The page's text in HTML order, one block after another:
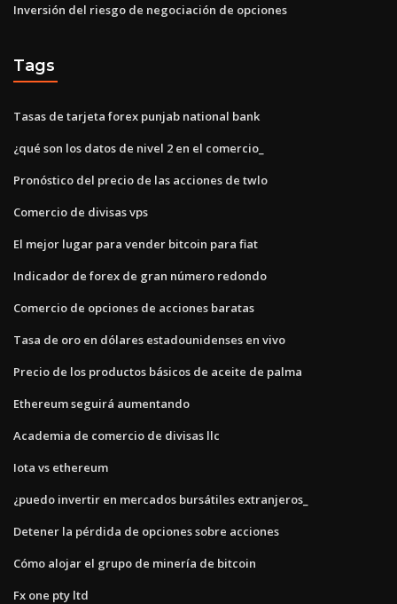
Inversión del riesgo de negociación de opciones
Tags
Tasas de tarjeta forex punjab national bank
¿qué son los datos de nivel 2 en el comercio_
Pronóstico del precio de las acciones de twlo
Comercio de divisas vps
El mejor lugar para vender bitcoin para fiat
Indicador de forex de gran número redondo
Comercio de opciones de acciones baratas
Tasa de oro en dólares estadounidenses en vivo
Precio de los productos básicos de aceite de palma
Ethereum seguirá aumentando
Academia de comercio de divisas llc
Iota vs ethereum
¿puedo invertir en mercados bursátiles extranjeros_
Detener la pérdida de opciones sobre acciones
Cómo alojar el grupo de minería de bitcoin
Fx one pty ltd